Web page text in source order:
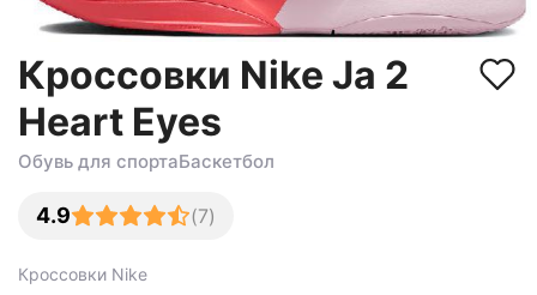
Кроссовки Nike Ja 2
Heart Eyes
Обувь для спортаБаскетбол
4.9 (7)
Кроссовки Nike